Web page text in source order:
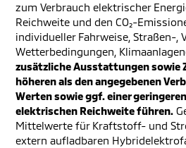
zum Verbrauch elektrischer
Reichweite und den CO₂-
individueller Fahrweise, Straßen-,
Wetterbedingungen,
zusätzliche Ausstattungen sowie
höheren als den angegebenen
Werten sowie ggf. einer
elektrischen Reichweite führen.
Mittelwerte für Kraftstoff- und
extern aufladbaren